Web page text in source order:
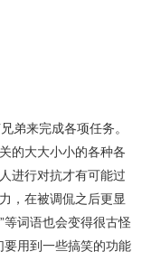
弟来完成各项任务。
的大大小小的各种各
进行对抗才有可能过
，在被调侃之后更显
等词语也会变得很古怪
要用到一些搞笑的功能